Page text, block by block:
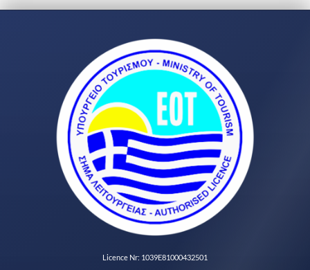
Licence Nr: 1039E81000432501